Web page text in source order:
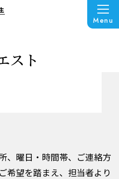
Menu
スト
、曜日・時間帯、ご連絡方
ご希望を踏まえ、担当者より